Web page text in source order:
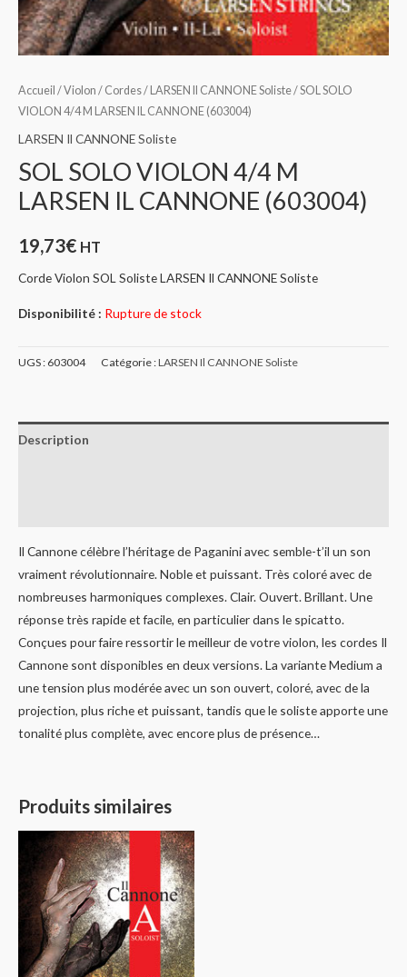
Accueil /Violon / Cordes/ LARSEN Il CANNONE Soliste/ SOL SOLO
VIOLON 4/4 M LARSEN IL CANNONE (603004)
LARSEN Il CANNONE Soliste
SOL SOLO VIOLON 4/4 M
LARSEN IL CANNONE (603004)
19,73€ HT
Corde Violon SOL Soliste LARSEN Il CANNONE Soliste
Disponibilité : Rupture de stock
UGS : 603004 Catégorie :LARSEN Il CANNONE Soliste
Description
Il Cannone célèbre l’héritage de Paganini avec semble-t’il un son
vraiment révolutionnaire. Noble et puissant. Très coloré avec de
nombreuses harmoniques complexes. Clair. Ouvert. Brillant. Une
réponse très rapide et facile, en particulier dans le spicatto.
Conçues pour faire ressortir le meilleur de votre violon, les cordes Il
Cannone sont disponibles en deux versions. La variante Medium a
une tension plus modérée avec un son ouvert, coloré, avec de la
projection, plus riche et puissant, tandis que le soliste apporte une
tonalité plus complète, avec encore plus de présence…
Produits similaires